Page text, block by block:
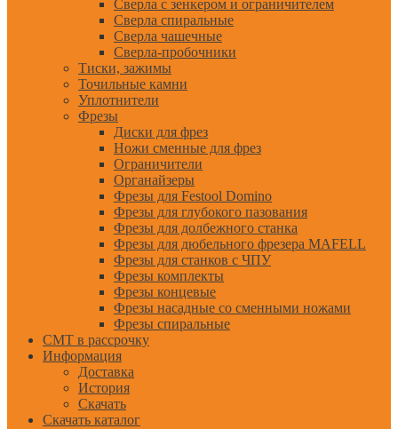
Сверла с зенкером и ограничителем
Сверла спиральные
Сверла чашечные
Сверла-пробочники
Тиски, зажимы
Точильные камни
Уплотнители
Фрезы
Диски для фрез
Ножи сменные для фрез
Ограничители
Органайзеры
Фрезы для Festool Domino
Фрезы для глубокого пазования
Фрезы для долбежного станка
Фрезы для дюбельного фрезера MAFELL
Фрезы для станков с ЧПУ
Фрезы комплекты
Фрезы концевые
Фрезы насадные со сменными ножами
Фрезы спиральные
CMT в рассрочку
Информация
Доставка
История
Скачать
Скачать каталог